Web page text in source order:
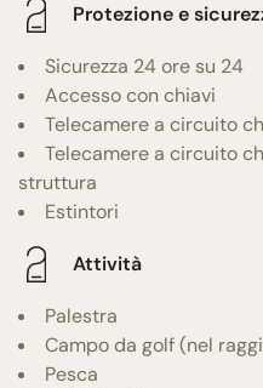
Protezione e
Sicurezza 24 ore su 24
Accesso con chiavi
Telecamere a circuito
Telecamere a circuito
struttura
Estintori
Attività
Palestra
Campo da golf (nel
Pesca